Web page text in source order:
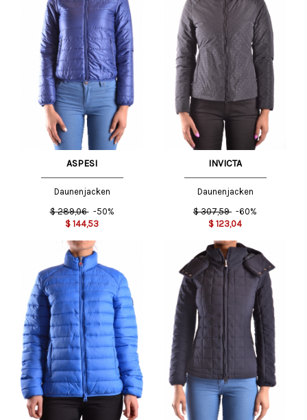
ASPESI
Daunenjacken
$ 289,06 -50%
$ 144,53
INVICTA
Daunenjacken
$ 307,59 -60%
$ 123,04